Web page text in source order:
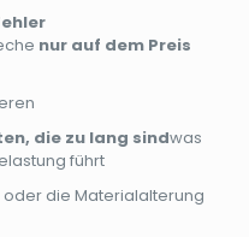
nur auf dem Preis
die zu lang sindwas
führt
die Materialalterung